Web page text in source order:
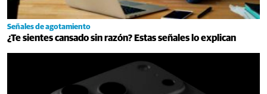
Señales de agotamiento
¿Te sientes cansado sin razón? Estas señales lo explican